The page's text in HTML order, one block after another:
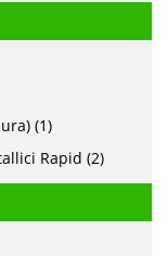
(1)
Rapid (2)